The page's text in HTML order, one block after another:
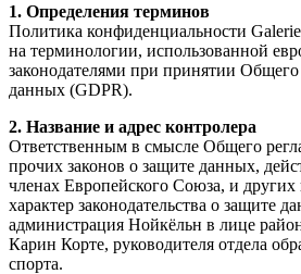
1. Определения терминов
Политика конфиденциальности
на терминологии, использованной
законодателями при принятии Общего
данных (GDPR).
2. Название и адрес контролера
Ответственным в смысле Общего
прочих законов о защите данных,
членах Европейского Союза, и
характер законодательства о защите
администрация Нойкёльн в лице
Карин Корте, руководителя отдела
спорта.